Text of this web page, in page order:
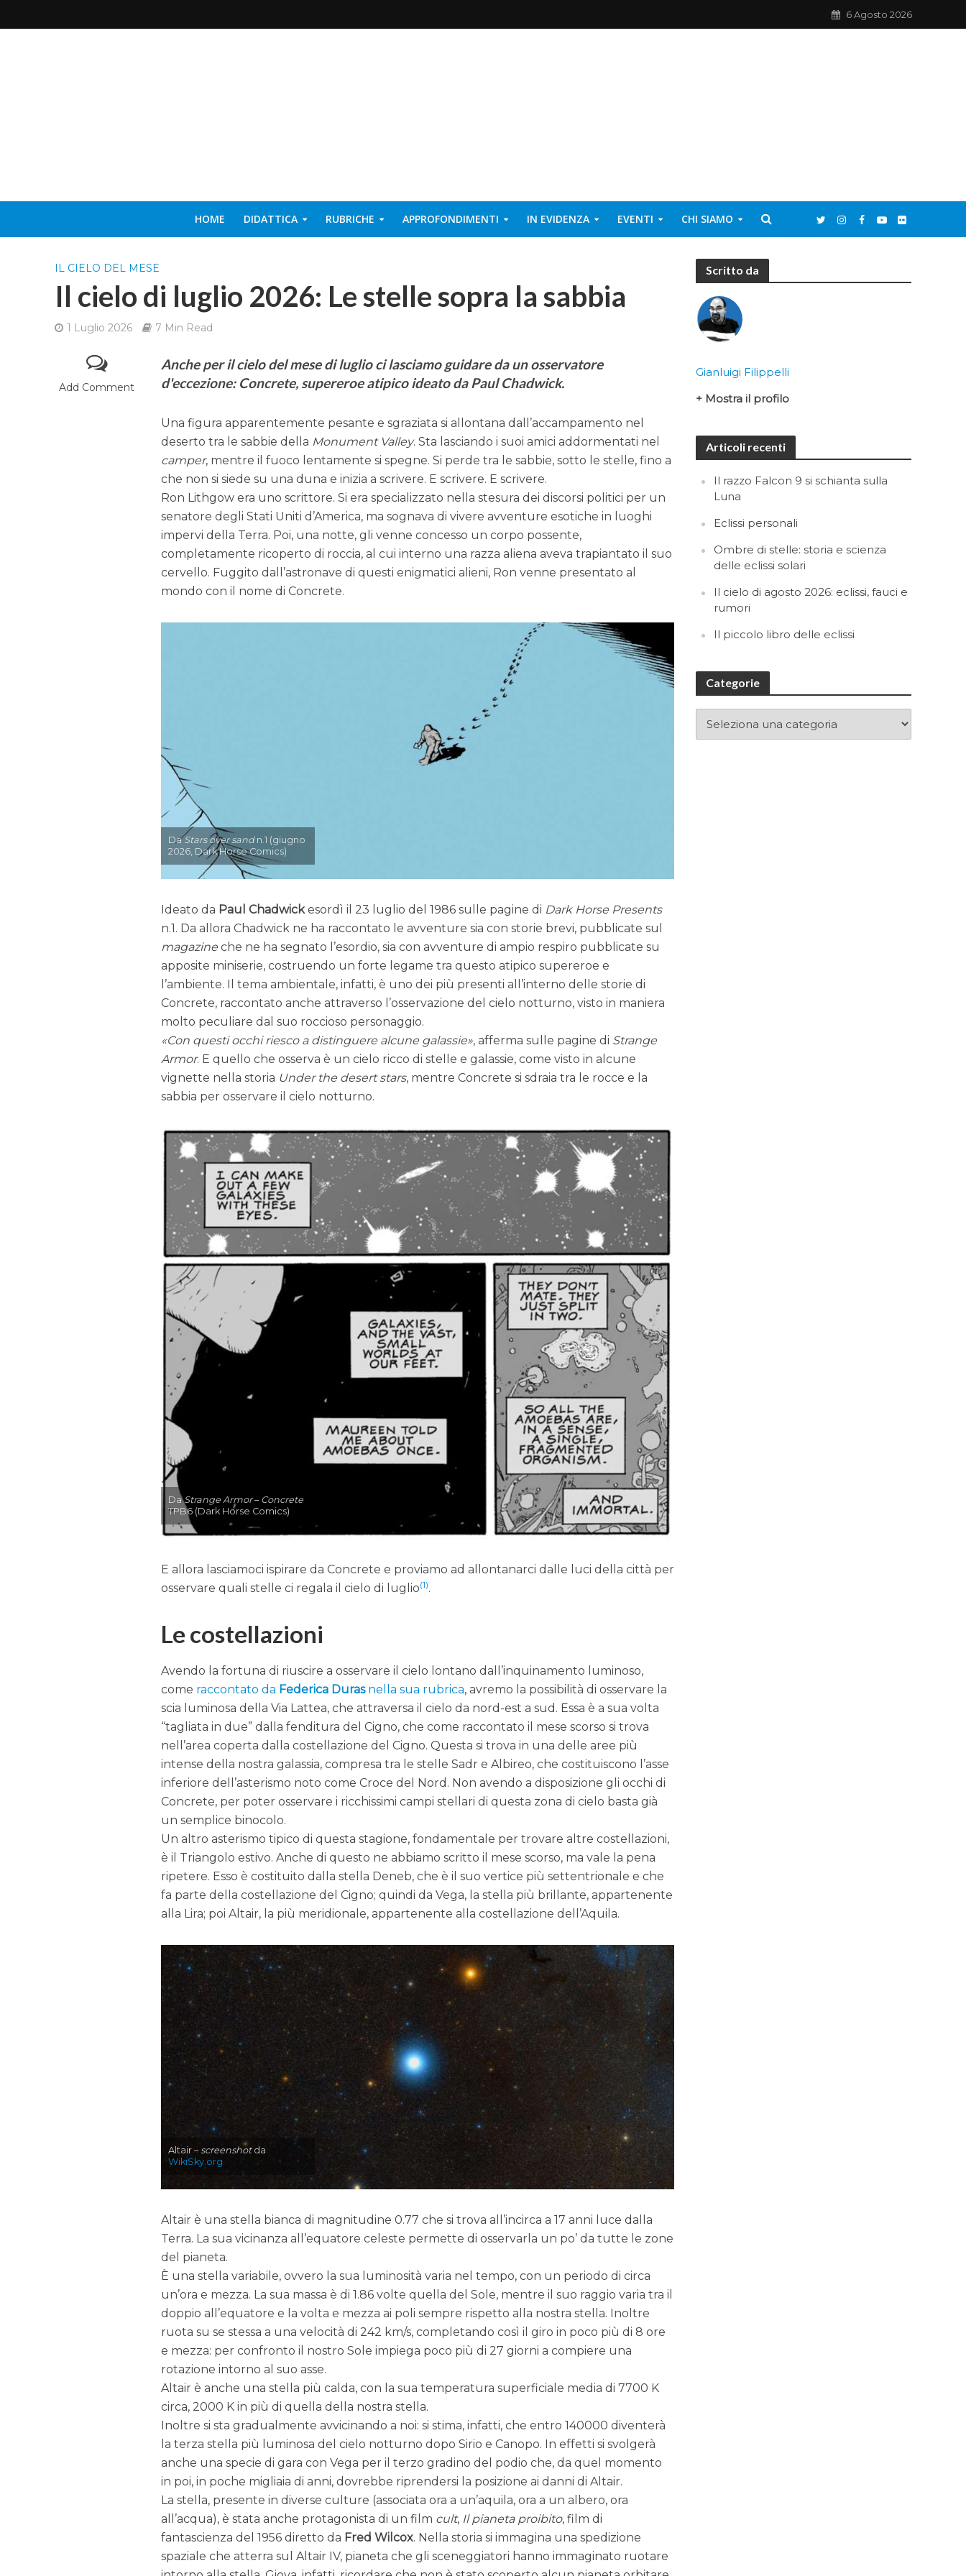
6 Agosto 2026
HOME DIDATTICA RUBRICHE APPROFONDIMENTI IN EVIDENZA EVENTI CHI SIAMO
IL CIELO DEL MESE
Il cielo di luglio 2026: Le stelle sopra la sabbia
1 Luglio 2026 7 Min Read
Add Comment
Anche per il cielo del mese di luglio ci lasciamo guidare da un osservatore
d'eccezione: Concrete, supereroe atipico ideato da Paul Chadwick.
Una figura apparentemente pesante e sgraziata si allontana dall’accampamento nel
deserto tra le sabbie della Monument Valley. Sta lasciando i suoi amici addormentati nel
camper, mentre il fuoco lentamente si spegne. Si perde tra le sabbie, sotto le stelle, fino a
che non si siede su una duna e inizia a scrivere. E scrivere. E scrivere.
Ron Lithgow era uno scrittore. Si era specializzato nella stesura dei discorsi politici per un
senatore degli Stati Uniti d’America, ma sognava di vivere avventure esotiche in luoghi
impervi della Terra. Poi, una notte, gli venne concesso un corpo possente,
completamente ricoperto di roccia, al cui interno una razza aliena aveva trapiantato il suo
cervello. Fuggito dall’astronave di questi enigmatici alieni, Ron venne presentato al
mondo con il nome di Concrete.
DaStars over sandn.1 (giugno
2026, Dark Horse Comics)
Ideato da Paul Chadwickesordì il 23 luglio del 1986 sulle pagine di Dark Horse Presents
n.1. Da allora Chadwick ne ha raccontato le avventure sia con storie brevi, pubblicate sul
magazine che ne ha segnato l’esordio, sia con avventure di ampio respiro pubblicate su
apposite miniserie, costruendo un forte legame tra questo atipico supereroe e
l’ambiente. Il tema ambientale, infatti, è uno dei più presenti all’interno delle storie di
Concrete, raccontato anche attraverso l’osservazione del cielo notturno, visto in maniera
molto peculiare dal suo roccioso personaggio.
Con questi occhi riesco a distinguere alcune galassie , afferma sulle pagine di Strange
Armor. E quello che osserva è un cielo ricco di stelle e galassie, come visto in alcune
vignette nella storia Under the desert stars, mentre Concrete si sdraia tra le rocce e la
sabbia per osservare il cielo notturno.
DaStrange Armor– Concrete
TPB6 (Dark Horse Comics)
E allora lasciamoci ispirare da Concrete e proviamo ad allontanarci dalle luci della città per
osservare quali stelle ci regala il cielo di luglio(1).
Le costellazioni
Avendo la fortuna di riuscire a osservare il cielo lontano dall’inquinamento luminoso,
come raccontato da Federica Durasnella sua rubrica, avremo la possibilità di osservare la
scia luminosa della Via Lattea, che attraversa il cielo da nord-est a sud. Essa è a sua volta
“tagliata in due” dalla fenditura del Cigno, che come raccontato il mese scorso si trova
nell’area coperta dalla costellazione del Cigno. Questa si trova in una delle aree più
intense della nostra galassia, compresa tra le stelle Sadr e Albireo, che costituiscono l’asse
inferiore dell’asterismo noto come Croce del Nord. Non avendo a disposizione gli occhi di
Concrete, per poter osservare i ricchissimi campi stellari di questa zona di cielo basta già
un semplice binocolo.
Un altro asterismo tipico di questa stagione, fondamentale per trovare altre costellazioni,
è il Triangolo estivo. Anche di questo ne abbiamo scritto il mese scorso, ma vale la pena
ripetere. Esso è costituito dalla stella Deneb, che è il suo vertice più settentrionale e che
fa parte della costellazione del Cigno; quindi da Vega, la stella più brillante, appartenente
alla Lira; poi Altair, la più meridionale, appartenente alla costellazione dell’Aquila.
Altair –screenshotda
WikiSky.org
Altair è una stella bianca di magnitudine 0.77 che si trova all’incirca a 17 anni luce dalla
Terra. La sua vicinanza all’equatore celeste permette di osservarla un po’ da tutte le zone
del pianeta.
È una stella variabile, ovvero la sua luminosità varia nel tempo, con un periodo di circa
un’ora e mezza. La sua massa è di 1.86 volte quella del Sole, mentre il suo raggio varia tra il
doppio all’equatore e la volta e mezza ai poli sempre rispetto alla nostra stella. Inoltre
ruota su se stessa a una velocità di 242 km/s, completando così il giro in poco più di 8 ore
e mezza: per confronto il nostro Sole impiega poco più di 27 giorni a compiere una
rotazione intorno al suo asse.
Altair è anche una stella più calda, con la sua temperatura superficiale media di 7700 K
circa, 2000 K in più di quella della nostra stella.
Inoltre si sta gradualmente avvicinando a noi: si stima, infatti, che entro 140000 diventerà
la terza stella più luminosa del cielo notturno dopo Sirio e Canopo. In effetti si svolgerà
anche una specie di gara con Vega per il terzo gradino del podio che, da quel momento
in poi, in poche migliaia di anni, dovrebbe riprendersi la posizione ai danni di Altair.
La stella, presente in diverse culture (associata ora a un’aquila, ora a un albero, ora
all’acqua), è stata anche protagonista di un film cult, Il pianeta proibito, film di
fantascienza del 1956 diretto da Fred Wilcox. Nella storia si immagina una spedizione
spaziale che atterra sul Altair IV, pianeta che gli sceneggiatori hanno immaginato ruotare
Scritto da
Gianluigi Filippelli
+ Mostra il profilo
Articoli recenti
Il razzo Falcon 9 si schianta sulla
Luna
Eclissi personali
Ombre di stelle: storia e scienza
delle eclissi solari
Il cielo di agosto 2026: eclissi, fauci e
rumori
Il piccolo libro delle eclissi
Categorie